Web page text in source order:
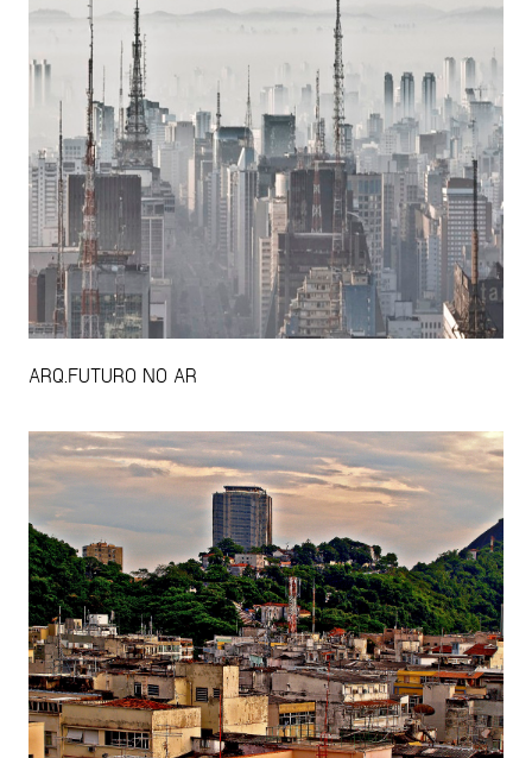
ARQ.FUTURO NO AR